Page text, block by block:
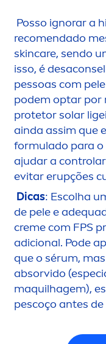
Posso ignorar a
recomendado
skincare, sendo
isso, é
pessoas com
podem optar por
protetor solar
ainda assim que
formulado para o
ajudar a
evitar erupções
Dicas: Escolha
de pele e
cremecom FPS
adicional. Pode
que o sérum,
absorvido
maquilhagem),
pescoço antes